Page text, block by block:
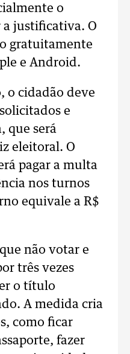
o
a justificativa. O
gratuitamente
e Android.
o cidadão deve
e
que será
eleitoral. O
pagar a multa
nos turnos
equivale a R$
não votar e
três vezes
o título
A medida cria
como ficar
fazer